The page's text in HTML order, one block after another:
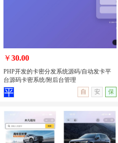
无演示
￥30.00
PHP开发的卡密分发系统源码/自动发卡平
台源码卡密系统/附后台管理
自
安 保